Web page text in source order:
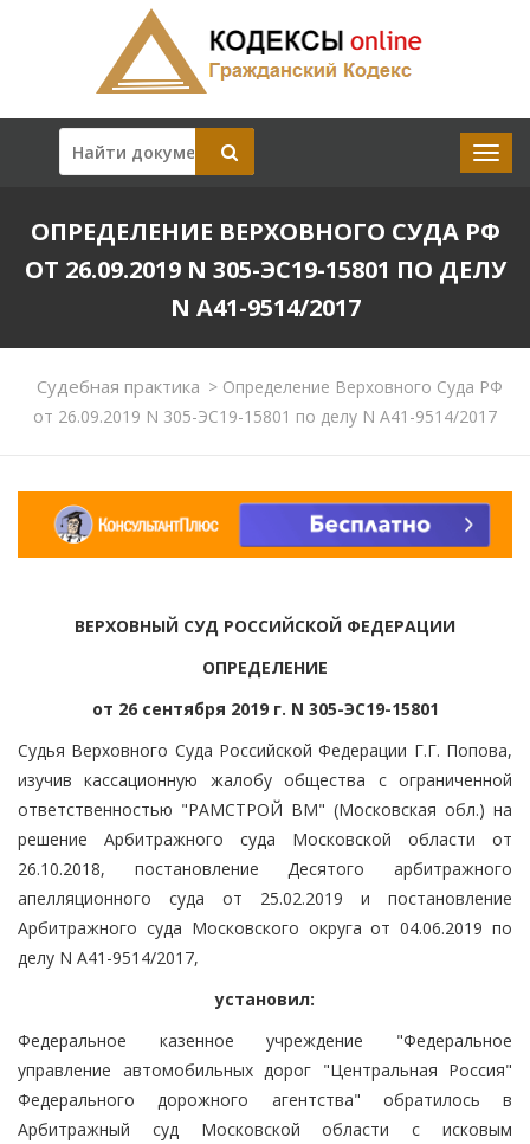
ОПРЕДЕЛЕНИЕ ВЕРХОВНОГО СУДА РФ
ОТ 26.09.2019 N 305-ЭС19-15801 ПО ДЕЛУ
N А41-9514/2017
Судебная практика >Определение Верховного Суда РФ
от 26.09.2019 N 305-ЭС19-15801 по делу N А41-9514/2017
ВЕРХОВНЫЙ СУД РОССИЙСКОЙ ФЕДЕРАЦИИ
ОПРЕДЕЛЕНИЕ
от 26 сентября 2019 г. N 305-ЭС19-15801
Судья Верховного Суда Российской Федерации Г.Г. Попова,
изучив кассационную жалобу общества с ограниченной
ответственностью "РАМСТРОЙ ВМ" (Московская обл.) на
решение Арбитражного суда Московской области от
26.10.2018, постановление Десятого арбитражного
апелляционного суда от 25.02.2019 и постановление
Арбитражного суда Московского округа от 04.06.2019 по
делу N А41-9514/2017,
установил:
Федеральное казенное учреждение "Федеральное
управление автомобильных дорог "Центральная Россия"
Федерального дорожного агентства" обратилось в
Арбитражный суд Московской области с исковым